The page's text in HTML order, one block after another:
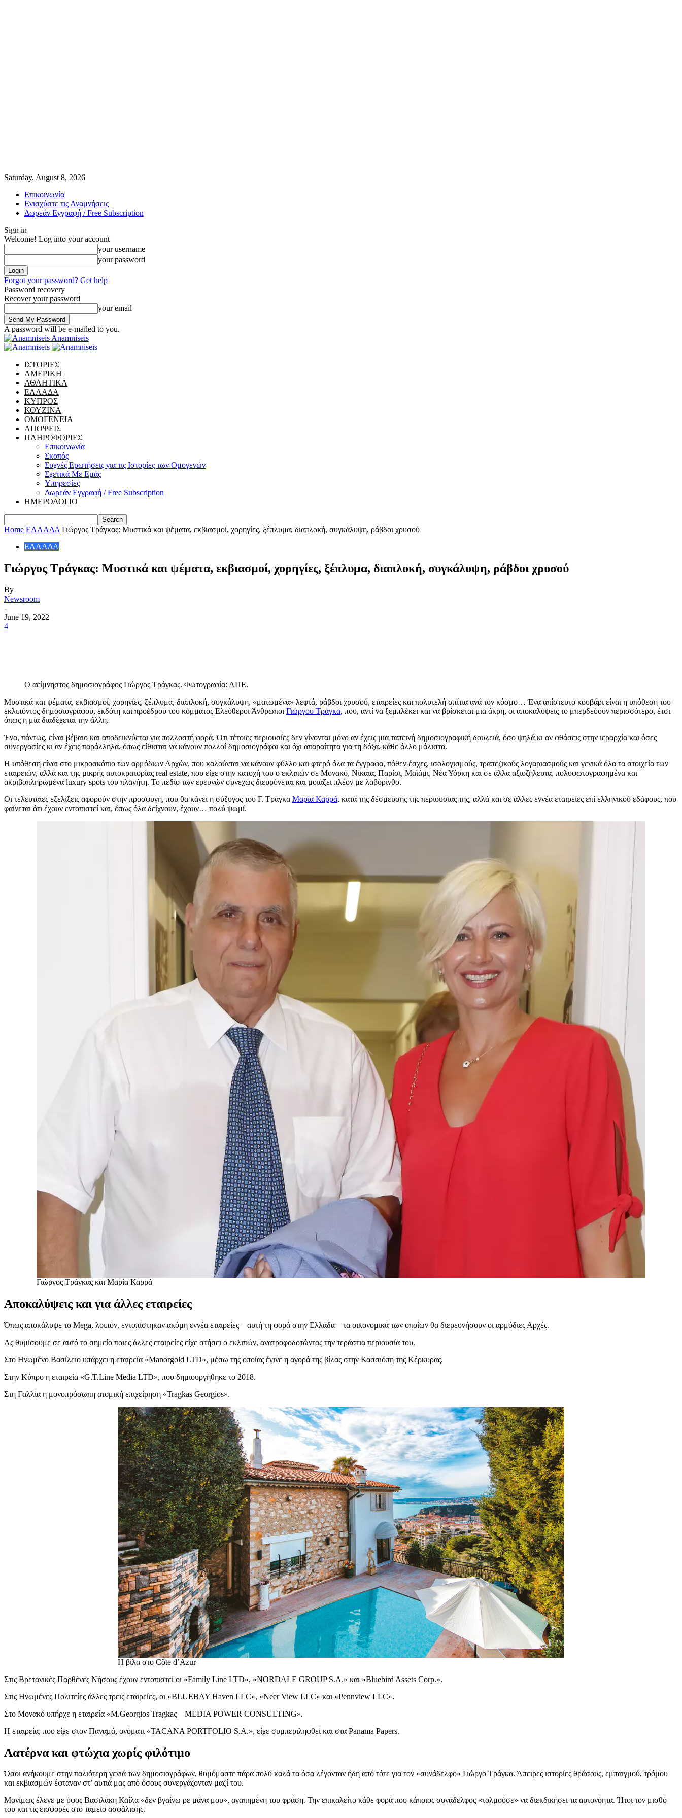
Saturday, August 8, 2026
Επικοινωνία
Ενισχύστε τις Αναμνήσεις
Δωρεάν Εγγραφή / Free Subscription
Sign in
Welcome! Log into your account
your username
your password
Forgot your password? Get help
Password recovery
Recover your password
your email
A password will be e-mailed to you.
Anamniseis
ΙΣΤΟΡΙΕΣ
ΑΜΕΡΙΚΗ
ΑΘΛΗΤΙΚΑ
ΕΛΛΑΔΑ
ΚΥΠΡΟΣ
ΚΟΥΖΙΝΑ
ΟΜΟΓΕΝΕΙΑ
ΑΠΟΨΕΙΣ
ΠΛΗΡΟΦΟΡΙΕΣ
Επικοινωνία
Σκοπός
Συχνές Ερωτήσεις για τις Ιστορίες των Ομογενών
Σχετικά Με Εμάς
Υπηρεσίες
Δωρεάν Εγγραφή / Free Subscription
ΗΜΕΡΟΛΟΓΙΟ
Home ΕΛΛΑΔΑ Γιώργος Τράγκας: Μυστικά και ψέματα, εκβιασμοί, χορηγίες, ξέπλυμα, διαπλοκή, συγκάλυψη, ράβδοι χρυσού
ΕΛΛΑΔΑ
Γιώργος Τράγκας: Μυστικά και ψέματα, εκβιασμοί, χορηγίες, ξέπλυμα, διαπλοκή, συγκάλυψη, ράβδοι χρυσού
By
Newsroom
-
June 19, 2022
4
Ο αείμνηστος δημοσιογράφος Γιώργος Τράγκας. Φωτογραφία: ΑΠΕ.
Μυστικά και ψέματα, εκβιασμοί, χορηγίες, ξέπλυμα, διαπλοκή, συγκάλυψη, «ματωμένα» λεφτά, ράβδοι χρυσού, εταιρείες και πολυτελή σπίτια ανά τον κόσμο… Ένα απίστευτο κουβάρι είναι η υπόθεση του
εκλιπόντος δημοσιογράφου, εκδότη και προέδρου του κόμματος Ελεύθεροι Άνθρωποι Γιώργου Τράγκα, που, αντί να ξεμπλέκει και να βρίσκεται μια άκρη, οι αποκαλύψεις το μπερδεύουν περισσότερο, έτσι
όπως η μία διαδέχεται την άλλη.
Ένα, πάντως, είναι βέβαιο και αποδεικνύεται για πολλοστή φορά. Ότι τέτοιες περιουσίες δεν γίνονται μόνο αν έχεις μια ταπεινή δημοσιογραφική δουλειά, όσο ψηλά κι αν φθάσεις στην ιεραρχία και όσες
συνεργασίες κι αν έχεις παράλληλα, όπως είθισται να κάνουν πολλοί δημοσιογράφοι και όχι απαραίτητα για τη δόξα, κάθε άλλο μάλιστα.
Η υπόθεση είναι στο μικροσκόπιο των αρμόδιων Αρχών, που καλούνται να κάνουν φύλλο και φτερό όλα τα έγγραφα, πόθεν έσχες, ισολογισμούς, τραπεζικούς λογαριασμούς και γενικά όλα τα στοιχεία των
εταιρειών, αλλά και της μικρής αυτοκρατορίας real estate, που είχε στην κατοχή του ο εκλιπών σε Μονακό, Νίκαια, Παρίσι, Μαϊάμι, Νέα Υόρκη και σε άλλα αξιοζήλευτα, πολυφωτογραφημένα και
ακριβοπληρωμένα luxury spots του πλανήτη. Το πεδίο των ερευνών συνεχώς διευρύνεται και μοιάζει πλέον με λαβύρινθο.
Οι τελευταίες εξελίξεις αφορούν στην προσφυγή, που θα κάνει η σύζυγος του Γ. Τράγκα Μαρία Καρρά, κατά της δέσμευσης της περιουσίας της, αλλά και σε άλλες εννέα εταιρείες επί ελληνικού εδάφους, που
φαίνεται ότι έχουν εντοπιστεί και, όπως όλα δείχνουν, έχουν… πολύ ψωμί.
Γιώργος Τράγκας και Μαρία Καρρά
Αποκαλύψεις και για άλλες εταιρείες
Όπως αποκάλυψε το Mega, λοιπόν, εντοπίστηκαν ακόμη εννέα εταιρείες – αυτή τη φορά στην Ελλάδα – τα οικονομικά των οποίων θα διερευνήσουν οι αρμόδιες Αρχές.
Ας θυμίσουμε σε αυτό το σημείο ποιες άλλες εταιρείες είχε στήσει ο εκλιπών, ανατροφοδοτώντας την τεράστια περιουσία του.
Στο Ηνωμένο Βασίλειο υπάρχει η εταιρεία «Manorgold LTD», μέσω της οποίας έγινε η αγορά της βίλας στην Κασσιόπη της Κέρκυρας.
Στην Κύπρο η εταιρεία «G.T.Line Media LTD», που δημιουργήθηκε το 2018.
Στη Γαλλία η μονοπρόσωπη ατομική επιχείρηση «Tragkas Georgios».
Η βίλα στο Côte d’Azur
Στις Βρετανικές Παρθένες Νήσους έχουν εντοπιστεί οι «Family Line LTD», «NORDALE GROUP S.A.» και «Bluebird Assets Corp.».
Στις Ηνωμένες Πολιτείες άλλες τρεις εταιρείες, οι «BLUEBAY Haven LLC», «Neer View LLC» και «Pennview LLC».
Στο Μονακό υπήρχε η εταιρεία «M.Georgios Tragkaς – MEDIA POWER CONSULTING».
Η εταιρεία, που είχε στον Παναμά, ονόματι «TACANA PORTFOLIO S.A.», είχε συμπεριληφθεί και στα Panama Papers.
Λατέρνα και φτώχια χωρίς φιλότιμο
Όσοι ανήκουμε στην παλιότερη γενιά των δημοσιογράφων, θυμόμαστε πάρα πολύ καλά τα όσα λέγονταν ήδη από τότε για τον «συνάδελφο» Γιώργο Τράγκα. Άπειρες ιστορίες θράσους, εμπαιγμού, τρόμου
και εκβιασμών έφταναν στ’ αυτιά μας από όσους συνεργάζονταν μαζί του.
Μονίμως έλεγε με ύφος Βασιλάκη Καΐλα «δεν βγαίνω ρε μάνα μου», αγαπημένη του φράση. Την επικαλείτο κάθε φορά που κάποιος συνάδελφος «τολμούσε» να διεκδικήσει τα αυτονόητα. Ήτοι τον μισθό
του και τις εισφορές στο ταμείο ασφάλισης.